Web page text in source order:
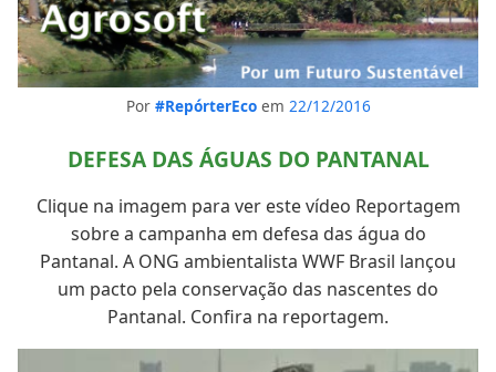
Por #RepórterEco em 22/12/2016
DEFESA DAS ÁGUAS DO PANTANAL
Clique na imagem para ver este vídeo Reportagem
sobre a campanha em defesa das água do
Pantanal. A ONG ambientalista WWF Brasil lançou
um pacto pela conservação das nascentes do
Pantanal. Confira na reportagem.